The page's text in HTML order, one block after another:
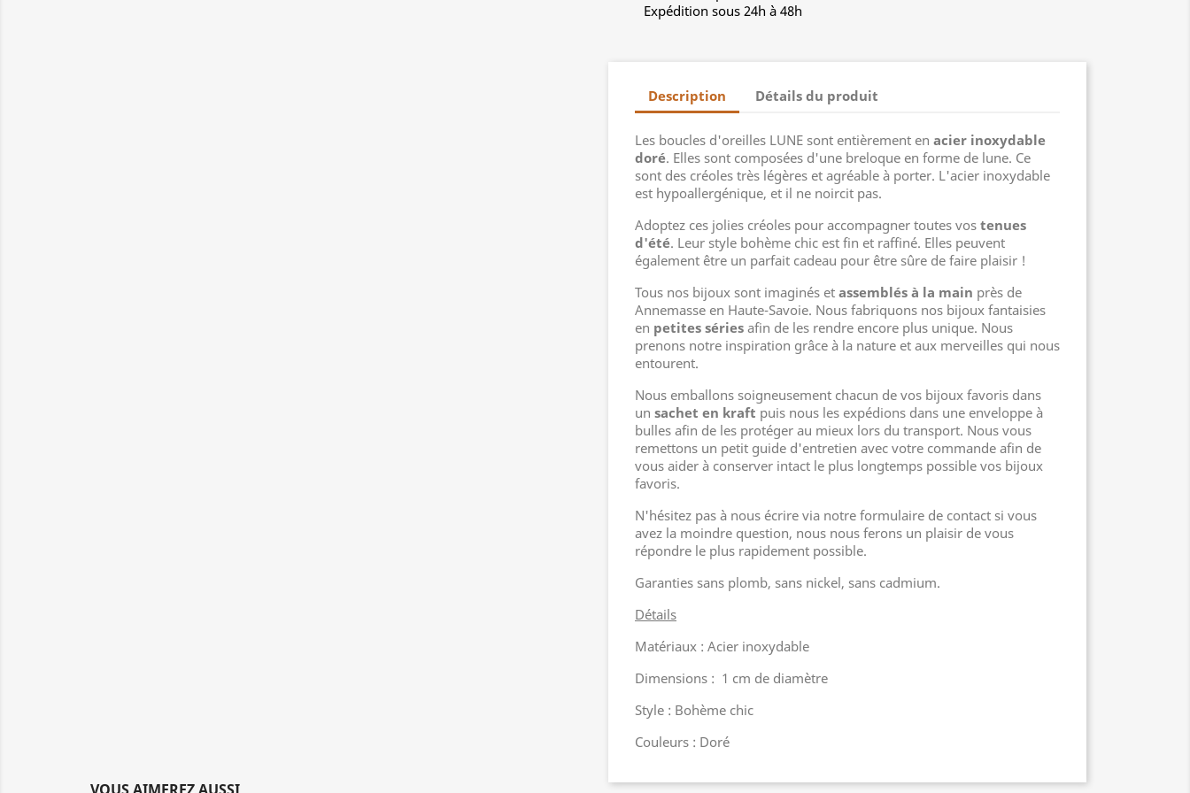
Expédition sous 24h à 48h
Description Détails du produit
Les boucles d'oreilles LUNE sont entièrement en acier inoxydable
doré. Elles sont composées d'une breloque en forme de lune. Ce
sont des créoles très légères et agréable à porter. L'acier inoxydable
est hypoallergénique, et il ne noircit pas.
Adoptez ces jolies créoles pour accompagner toutes vos tenues
d'été. Leur style bohème chic est fin et raffiné. Elles peuvent
également être un parfait cadeau pour être sûre de faire plaisir !
Tous nos bijoux sont imaginés et assemblés à la main près de
Annemasse en Haute-Savoie. Nous fabriquons nos bijoux fantaisies
en petites séries afin de les rendre encore plus unique. Nous
prenons notre inspiration grâce à la nature et aux merveilles qui nous
entourent.
Nous emballons soigneusement chacun de vos bijoux favoris dans
un sachet en kraft puis nous les expédions dans une enveloppe à
bulles afin de les protéger au mieux lors du transport. Nous vous
remettons un petit guide d'entretien avec votre commande afin de
vous aider à conserver intact le plus longtemps possible vos bijoux
favoris.
N'hésitez pas à nous écrire via notre formulaire de contact si vous
avez la moindre question, nous nous ferons un plaisir de vous
répondre le plus rapidement possible.
Garanties sans plomb, sans nickel, sans cadmium.
Détails
Matériaux : Acier inoxydable
Dimensions : 1 cm de diamètre
Style : Bohème chic
Couleurs : Doré